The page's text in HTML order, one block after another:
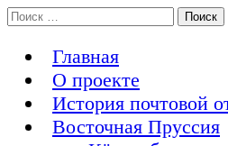
Перейти
к
История Восточной Пруссии в
Поиск:
Главная
О проекте
История почтовой
Восточная Пруссия